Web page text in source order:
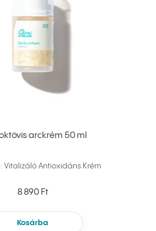
arckrém 50 ml
Vitalizáló Antioxidáns Krém
8 890 Ft
Kosárba